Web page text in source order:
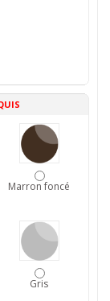
Marron foncé
Gris